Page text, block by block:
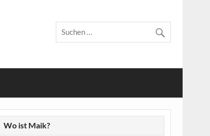
Wo ist Maik?